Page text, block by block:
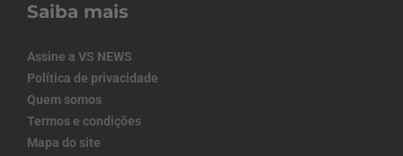
Saiba mais
Assine a VS NEWS
Política de privacidade
Quem somos
Termos e condições
Mapa do site